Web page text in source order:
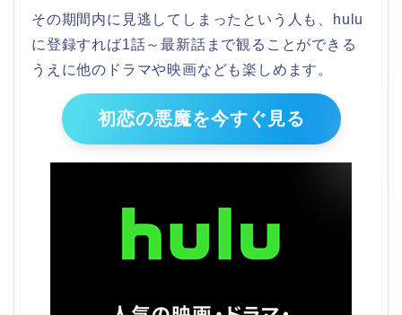
その期間内に見逃してしまったという人も、hulu
に登録すれば1話～最新話まで観ることができる
うえに他のドラマや映画なども楽しめます。
初恋の悪魔を今すぐ見る